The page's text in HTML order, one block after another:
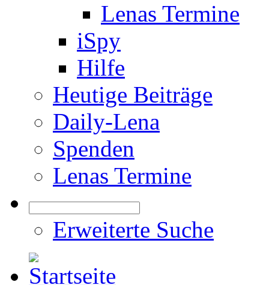
Lenas Termine
iSpy
Hilfe
Heutige Beiträge
Daily-Lena
Spenden
Lenas Termine
Erweiterte Suche